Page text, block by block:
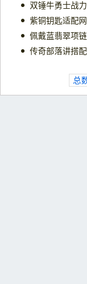
双锤牛勇士战
紫铜钥匙适配
佩戴蓝翡翠项
传奇部落讲搭
总